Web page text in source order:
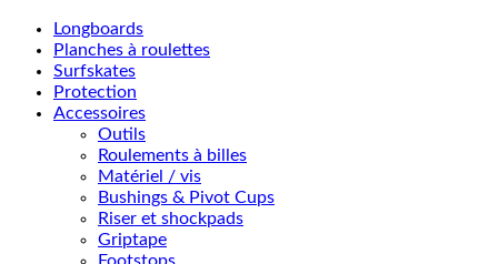
Longboards
Planches à roulettes
Surfskates
Protection
Accessoires
Outils
Roulements à billes
Matériel / vis
Bushings & Pivot Cups
Riser et shockpads
Griptape